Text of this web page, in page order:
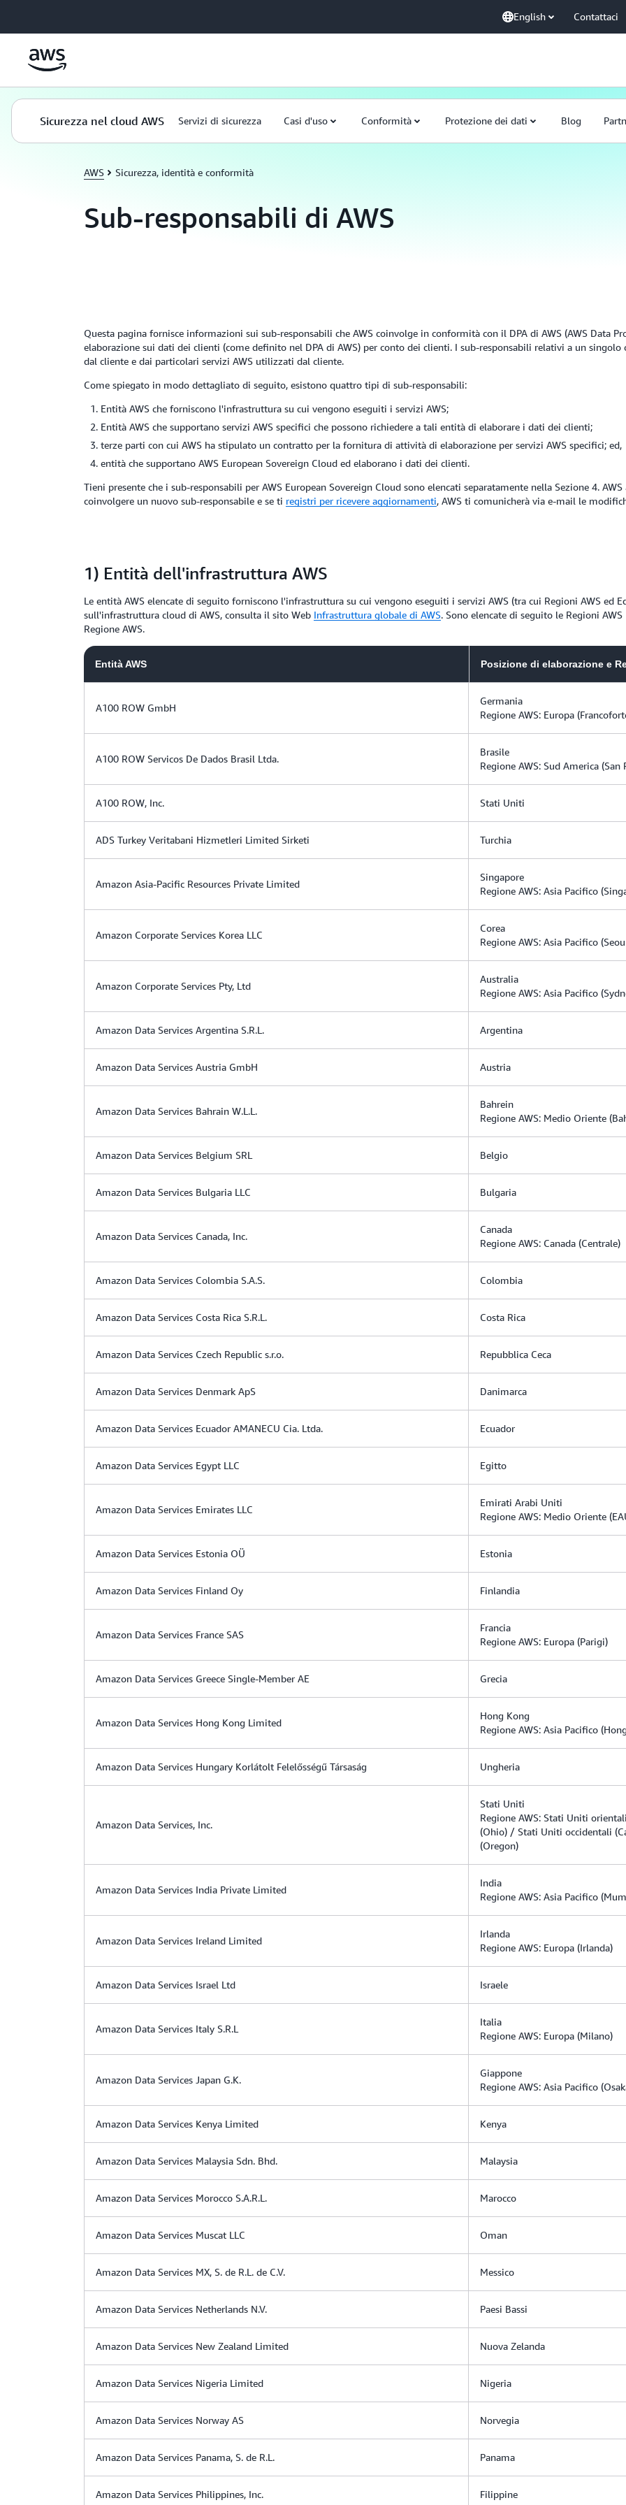
English Contattaci
Sicurezza nel cloud AWS Servizi di sicurezza Casi d'uso Conformità Protezione dei dati Blog
AWS Sicurezza, identità e conformità
Sub-responsabili di AWS
Questa pagina fornisce informazioni sui sub-responsabili che AWS coinvolge in conformità con il DPA di AWS (AWS Data
elaborazione sui dati dei clienti (come definito nel DPA di AWS) per conto dei clienti. I sub-responsabili relativi a un singolo
dal cliente e dai particolari servizi AWS utilizzati dal cliente.
Come spiegato in modo dettagliato di seguito, esistono quattro tipi di sub-responsabili:
Entità AWS che forniscono l'infrastruttura su cui vengono eseguiti i servizi AWS;
Entità AWS che supportano servizi AWS specifici che possono richiedere a tali entità di elaborare i dati dei clienti;
terze parti con cui AWS ha stipulato un contratto per la fornitura di attività di elaborazione per servizi AWS specifici; ed,
entità che supportano AWS European Sovereign Cloud ed elaborano i dati dei clienti.
Tieni presente che i sub-responsabili per AWS European Sovereign Cloud sono elencati separatamente nella Sezione 4.
coinvolgere un nuovo sub-responsabile e se ti registri per ricevere aggiornamenti, AWS ti comunicherà via e-mail le
1) Entità dell'infrastruttura AWS
Le entità AWS elencate di seguito forniscono l'infrastruttura su cui vengono eseguiti i servizi AWS (tra cui Regioni AWS ed
sull'infrastruttura cloud di AWS, consulta il sito Web Infrastruttura globale di AWS. Sono elencate di seguito le Regioni
Regione AWS.
Entità AWS Posizione di elaborazione e
A100 ROW GmbH
Germania
Regione AWS: Europa
A100 ROW Servicos De Dados Brasil Ltda.
Brasile
Regione AWS: Sud America (San
A100 ROW, Inc. Stati Uniti
ADS Turkey Veritabani Hizmetleri Limited Sirketi Turchia
Amazon Asia-Pacific Resources Private Limited
Singapore
Regione AWS: Asia Pacifico
Amazon Corporate Services Korea LLC
Corea
Regione AWS: Asia Pacifico
Amazon Corporate Services Pty, Ltd
Australia
Regione AWS: Asia Pacifico
Amazon Data Services Argentina S.R.L. Argentina
Amazon Data Services Austria GmbH Austria
Amazon Data Services Bahrain W.L.L.
Bahrein
Regione AWS: Medio Oriente
Amazon Data Services Belgium SRL Belgio
Amazon Data Services Bulgaria LLC Bulgaria
Amazon Data Services Canada, Inc.
Canada
Regione AWS: Canada (Centrale)
Amazon Data Services Colombia S.A.S. Colombia
Amazon Data Services Costa Rica S.R.L. Costa Rica
Amazon Data Services Czech Republic s.r.o. Repubblica Ceca
Amazon Data Services Denmark ApS Danimarca
Amazon Data Services Ecuador AMANECU Cia. Ltda. Ecuador
Amazon Data Services Egypt LLC Egitto
Amazon Data Services Emirates LLC
Emirati Arabi Uniti
Regione AWS: Medio Oriente
Amazon Data Services Estonia OÜ Estonia
Amazon Data Services Finland Oy Finlandia
Amazon Data Services France SAS
Francia
Regione AWS: Europa (Parigi)
Amazon Data Services Greece Single-Member AE Grecia
Amazon Data Services Hong Kong Limited
Hong Kong
Regione AWS: Asia Pacifico
Amazon Data Services Hungary Korlátolt Felelősségű Társaság Ungheria
Amazon Data Services, Inc.
Stati Uniti
Regione AWS: Stati Uniti
(Ohio) / Stati Uniti occidentali
(Oregon)
Amazon Data Services India Private Limited
India
Regione AWS: Asia Pacifico
Amazon Data Services Ireland Limited
Irlanda
Regione AWS: Europa (Irlanda)
Amazon Data Services Israel Ltd Israele
Amazon Data Services Italy S.R.L
Italia
Regione AWS: Europa (Milano)
Amazon Data Services Japan G.K.
Giappone
Regione AWS: Asia Pacifico
Amazon Data Services Kenya Limited Kenya
Amazon Data Services Malaysia Sdn. Bhd. Malaysia
Amazon Data Services Morocco S.A.R.L. Marocco
Amazon Data Services Muscat LLC Oman
Amazon Data Services MX, S. de R.L. de C.V. Messico
Amazon Data Services Netherlands N.V. Paesi Bassi
Amazon Data Services New Zealand Limited Nuova Zelanda
Amazon Data Services Nigeria Limited Nigeria
Amazon Data Services Norway AS Norvegia
Amazon Data Services Panama, S. de R.L. Panama
Amazon Data Services Philippines, Inc. Filippine